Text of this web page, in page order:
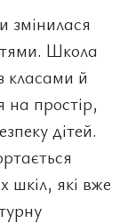
змінилася
Школа
класами й
простір,
дітей.
шкіл, які вже